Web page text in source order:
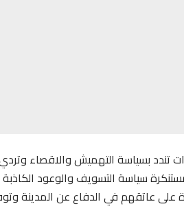
تندد بسياسة التهميش والاقصاء
سياسة التسويف والوعود
على عاتقهم في الدفاع عن المدينة